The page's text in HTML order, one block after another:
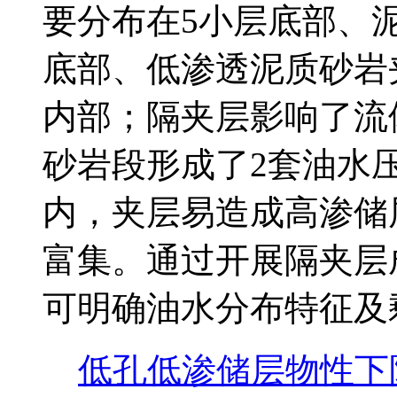
要分布在5小层底部、
底部、低渗透泥质砂
内部；隔夹层影响了
砂岩段形成了2套油水
内，夹层易造成高渗
富集。通过开展隔夹
可明确油水分布特征
低孔低渗储层物性